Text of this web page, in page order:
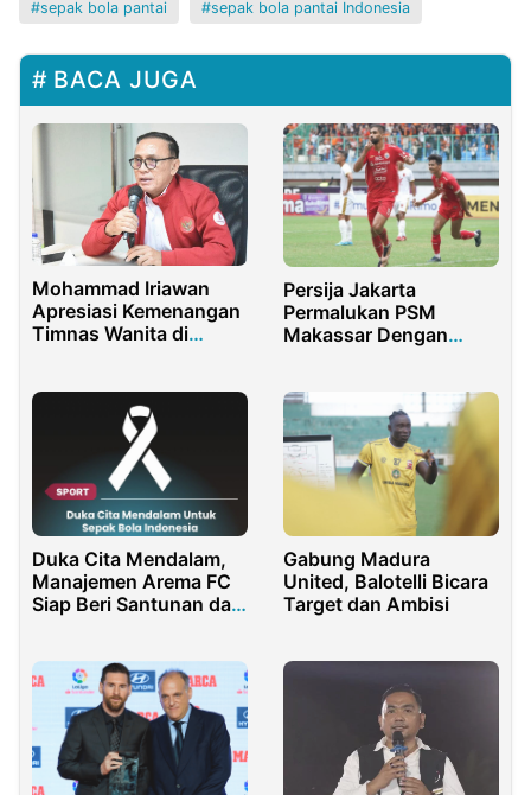
sepak bola pantai sepak bola pantai Indonesia
BACA JUGA
Mohammad Iriawan
Apresiasi Kemenangan
Timnas Wanita di
Persija Jakarta
Permalukan PSM
Makassar Dengan
Duka Cita Mendalam,
Manajemen Arema FC
Siap Beri Santunan dan
Gabung Madura
United, Balotelli Bicara
Target dan Ambisi